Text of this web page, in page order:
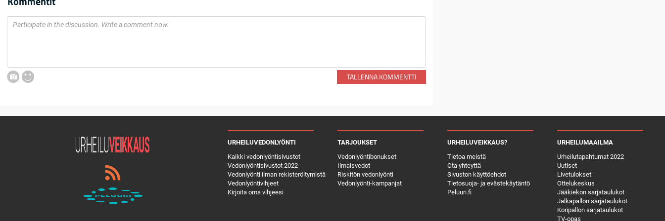
TALLENNA KOMMENTTI
URHEILUVEDONLYÖNTI
Kaikki vedonlyöntisivustot
Vedonlyöntisivustot 2022
Vedonlyönti ilman rekisteröitymistä
Vedonlyöntivihjeet
Kirjoita oma vihjeesi
TARJOUKSET
Vedonlyöntibonukset
Ilmaisvedot
Riskitön vedonlyönti
Vedonlyönti-kampanjat
URHEILUVEIKKAUS?
Tietoa meistä
Ota yhteyttä
Sivuston käyttöehdot
Tietosuoja- ja evästekäytäntö
Peluuri.fi
URHEILUMAAILMA
Urheilutapahtumat 2022
Uutiset
Livetulokset
Ottelukeskus
Jääkiekon sarjataulukot
Jalkapallon sarjataulukot
Koripallon sarjataulukot
TV-opas